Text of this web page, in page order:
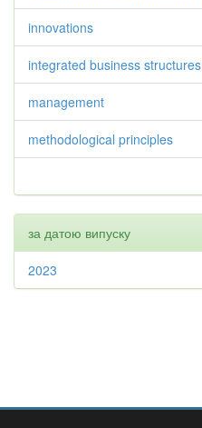
innovations
integrated business structures
management
methodological principles
за датою випуску
2023